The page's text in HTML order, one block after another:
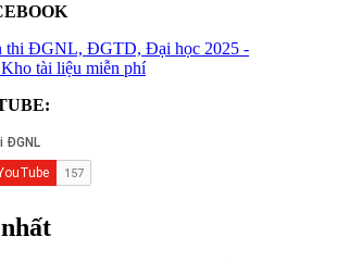
thi ĐGNL, ĐGTD, Đại học 2025 -
tài liệu miễn phí